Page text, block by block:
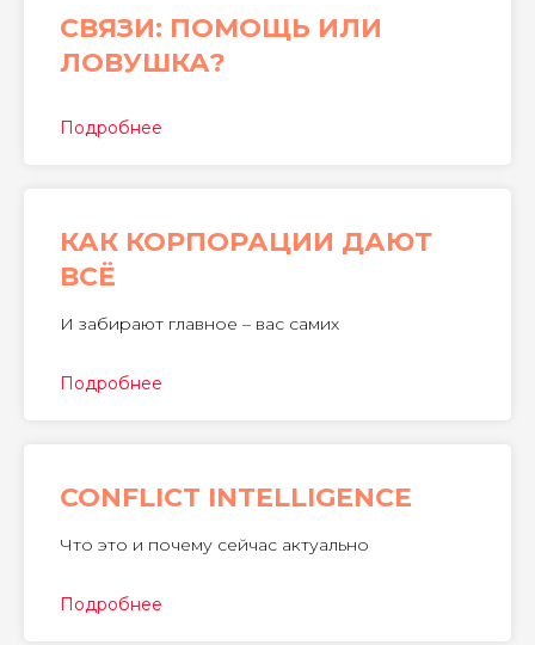
СВЯЗИ: ПОМОЩЬ ИЛИ
ЛОВУШКА?
Подробнее
КАК КОРПОРАЦИИ ДАЮТ
ВСЁ
И забирают главное – вас самих
Подробнее
CONFLICT INTELLIGENCE
Что это и почему сейчас актуально
Подробнее